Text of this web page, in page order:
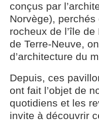
conçus par
Norvège),
rocheux de l’île
de Terre-Neuve,
d’architecture du
Depuis, ces
ont fait l’objet de
quotidiens et les
invite à découvrir